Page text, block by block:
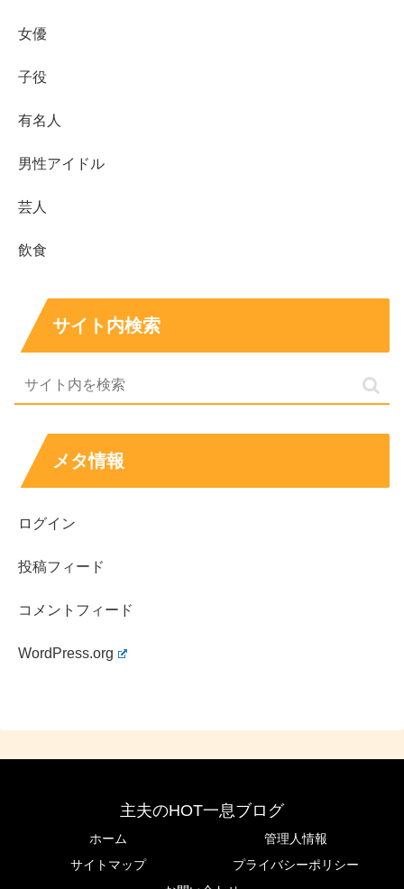
女優
子役
有名人
男性アイドル
芸人
飲食
サイト内検索
メタ情報
ログイン
投稿フィード
コメントフィード
WordPress.org
主夫のHOT一息ブログ
ホーム
管理人情報
サイトマップ
プライバシーポリシー